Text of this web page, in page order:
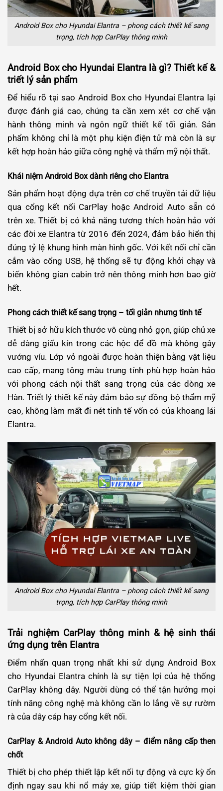
Android Box cho Hyundai Elantra – phong cách thiết kế sang
trọng, tích hợp CarPlay thông minh
Android Box cho Hyundai Elantra là gì? Thiết kế &
triết lý sản phẩm
Để hiểu rõ tại sao Android Box cho Hyundai Elantra lại
được đánh giá cao, chúng ta cần xem xét cơ chế vận
hành thông minh và ngôn ngữ thiết kế tối giản. Sản
phẩm không chỉ là một phụ kiện điện tử mà còn là sự
kết hợp hoàn hảo giữa công nghệ và thẩm mỹ nội thất.
Khái niệm Android Box dành riêng cho Elantra
Sản phẩm hoạt động dựa trên cơ chế truyền tải dữ liệu
qua cổng kết nối CarPlay hoặc Android Auto sẵn có
trên xe. Thiết bị có khả năng tương thích hoàn hảo với
các đời xe Elantra từ 2016 đến 2024, đảm bảo hiển thị
đúng tỷ lệ khung hình màn hình gốc. Với kết nối chỉ cần
cắm vào cổng USB, hệ thống sẽ tự động khởi chạy và
biến không gian cabin trở nên thông minh hơn bao giờ
hết.
Phong cách thiết kế sang trọng – tối giản nhưng tinh tế
Thiết bị sở hữu kích thước vô cùng nhỏ gọn, giúp chủ xe
dễ dàng giấu kín trong các hộc để đồ mà không gây
vướng víu. Lớp vỏ ngoài được hoàn thiện bằng vật liệu
cao cấp, mang tông màu trung tính phù hợp hoàn hảo
với phong cách nội thất sang trọng của các dòng xe
Hàn. Triết lý thiết kế này đảm bảo sự đồng bộ thẩm mỹ
cao, không làm mất đi nét tinh tế vốn có của khoang lái
Elantra.
Android Box cho Hyundai Elantra – phong cách thiết kế sang
trọng, tích hợp CarPlay thông minh
Trải nghiệm CarPlay thông minh & hệ sinh thái
ứng dụng trên Elantra
Điểm nhấn quan trọng nhất khi sử dụng Android Box
cho Hyundai Elantra chính là sự tiện lợi của hệ thống
CarPlay không dây. Người dùng có thể tận hưởng mọi
tính năng công nghệ mà không cần lo lắng về sự rườm
rà của dây cáp hay cổng kết nối.
CarPlay & Android Auto không dây – điểm nâng cấp then
chốt
Thiết bị cho phép thiết lập kết nối tự động và cực kỳ ổn
định ngay sau khi nổ máy xe, giúp tiết kiệm thời gian